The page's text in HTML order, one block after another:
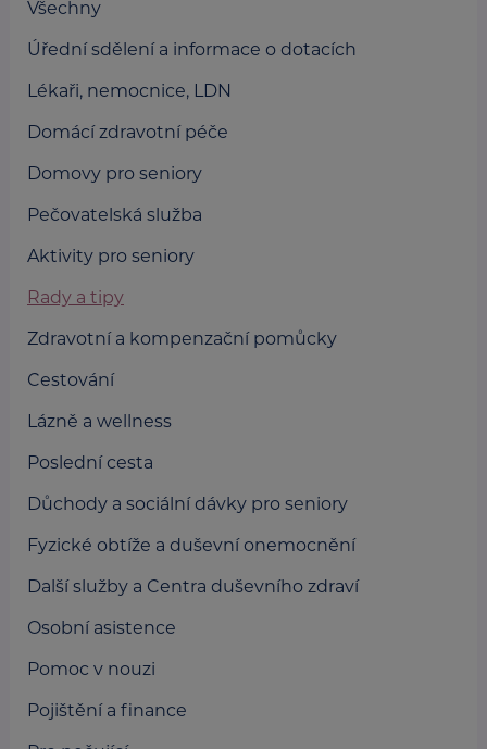
Všechny
Úřední sdělení a informace o dotacích
Lékaři, nemocnice, LDN
Domácí zdravotní péče
Domovy pro seniory
Pečovatelská služba
Aktivity pro seniory
Rady a tipy
Zdravotní a kompenzační pomůcky
Cestování
Lázně a wellness
Poslední cesta
Důchody a sociální dávky pro seniory
Fyzické obtíže a duševní onemocnění
Další služby a Centra duševního zdraví
Osobní asistence
Pomoc v nouzi
Pojištění a finance